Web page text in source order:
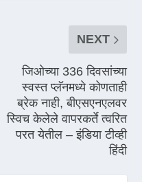
NEXT
जिओच्या 336 दिवसांच्या
स्वस्त प्लॅनमध्ये कोणताही
ब्रेक नाही, बीएसएनएलवर
स्विच केलेले वापरकर्ते त्वरित
परत येतील – इंडिया टीव्ही
हिंदी